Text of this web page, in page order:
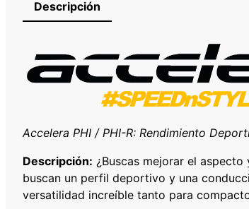
Descripción
Accelera PHI / PHI-R: Rendimiento
Descripción: ¿Buscas mejorar el
buscan un perfil deportivo y una
versatilidad increíble tanto para